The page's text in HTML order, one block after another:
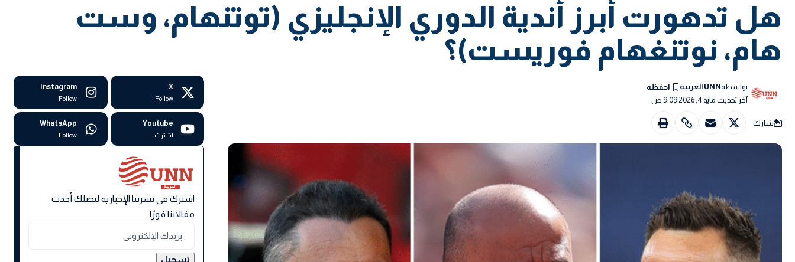
هل تدهورت أبرز أندية الدوري الإنجليزي (توتنهام، وست
هام، نوتنغهام فوريست)؟
آخر تحديث مايو 4, 2026 9:09 ص
بواسطةUNN العربية
شارك
X
Follow
Instagram
Follow
Youtube
اشترك
WhatsApp
Follow
اشترك في نشرتنا الإخبارية لتصلك أحدث
مقالاتنا فورًا